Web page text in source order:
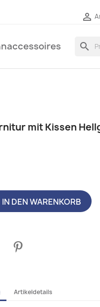

search
mit Kissen
IN DEN WARENKORB
Artikeldetails